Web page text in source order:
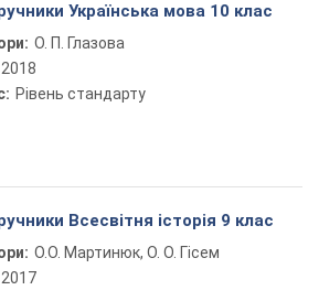
Українська мова 10 клас
О. П. Глазова
2018
Рівень стандарту
Всесвітня історія 9 клас
О.О. Мартинюк, О. О. Гісем
2017